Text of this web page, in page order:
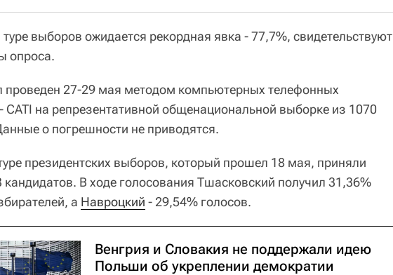
выборов ожидается рекордная явка - 77,7%, свидетельствуют
опроса.
проведен 27-29 мая методом компьютерных телефонных
CATI на репрезентативной общенациональной выборке из 1070
о погрешности не приводятся.
президентских выборов, который прошел 18 мая, приняли
кандидатов. В ходе голосования Тшасковский получил 31,36%
а Навроцкий - 29,54% голосов.
Венгрия и Словакия не поддержали идею
Польши об укреплении демократии